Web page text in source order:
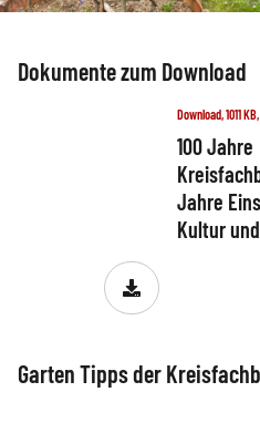
Dokumente zum Download
Download, 1011
100 Jahre
Jahre
Kultur
Garten Tipps der